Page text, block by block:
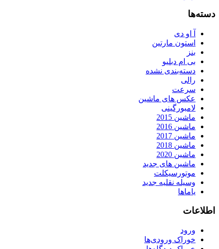
دسته‌ها
آ او دی
استون مارتین
بنز
بی ام دبلیو
دسته‌بندی نشده
رالی
سرعت
عکس های ماشین
لامبورگینی
ماشین 2015
ماشین 2016
ماشین 2017
ماشین 2018
ماشین 2020
ماشین های جدید
موتورسیکلت
وسیله نقلیه جدید
یاماها
اطلاعات
ورود
خوراک ورودی‌ها